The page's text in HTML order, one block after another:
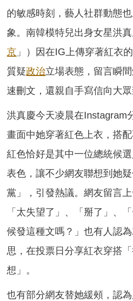
的敏感時刻，藝人社群動態
象。南韓模特兒出身女星洪
京 」）因在IG上傳穿著紅衣
質疑政治立場表態，留言瞬
速刪文，還親自手寫信向大眾
洪真慶今天凌晨在Instagram
畫面中她穿著紅色上衣，搭配
紅色恰好是其中一位總統候
表色，讓不少網友聯想到她
黨」，引發熱議。網友留言
「太失望了」、「掰了」、
候發這種文嗎？」也有人認
思，在投票日分享紅衣穿搭
想」。
也有部分網友替她緩頰，認